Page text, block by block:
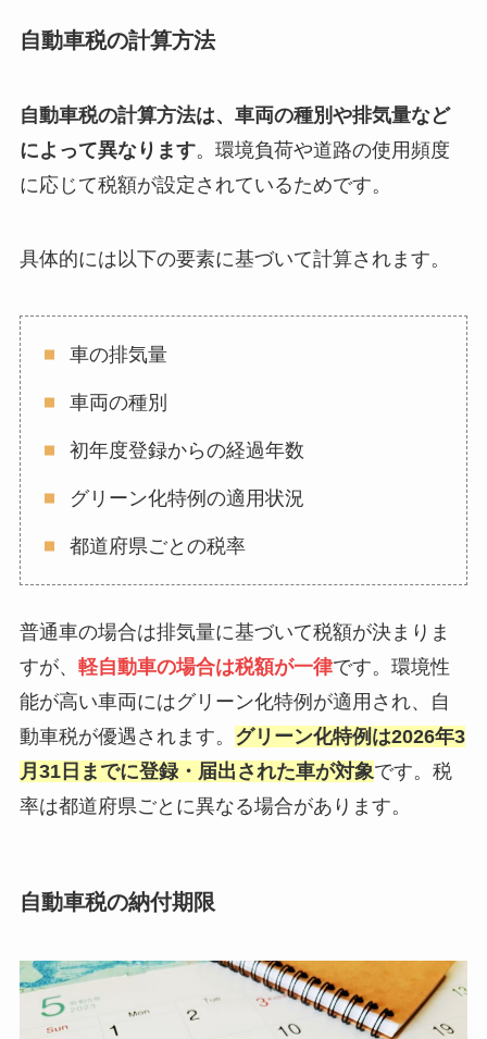
自動車税の計算方法
自動車税の計算方法は、車両の種別や排気量など
によって異なります。環境負荷や道路の使用頻度
に応じて税額が設定されているためです。
具体的には以下の要素に基づいて計算されます。
車の排気量
車両の種別
初年度登録からの経過年数
グリーン化特例の適用状況
都道府県ごとの税率
普通車の場合は排気量に基づいて税額が決まりま
すが、 軽自動車の場合は税額が一律です。環境性
能が高い車両にはグリーン化特例が適用され、自
動車税が優遇されます。 グリーン化特例は2026年3
月31日までに登録・届出された車が対象です。税
率は都道府県ごとに異なる場合があります。
自動車税の納付期限